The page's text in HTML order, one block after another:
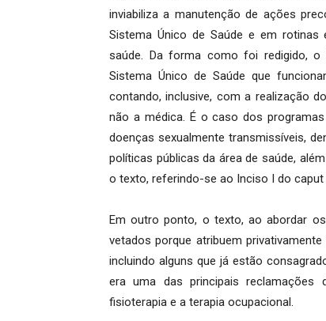
inviabiliza a manutenção de ações
Sistema Único de Saúde e em
saúde. Da forma como foi redigido, o
Sistema Único de Saúde que
contando, inclusive, com a realização
não a médica. É o caso dos
doenças sexualmente transmissíveis,
políticas públicas da área de saúde,
o texto, referindo-se ao Inciso I do caput
Em outro ponto, o texto, ao abordar
vetados porque atribuem
incluindo alguns que já estão
era uma das principais
fisioterapia e a terapia ocupacional.